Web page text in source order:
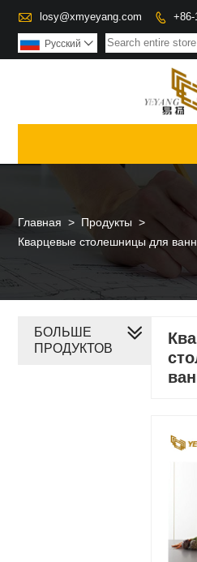
 losy@xmyeyang.com  +86-
Pусский 
Главная > Продукты >
Кварцевые столешницы для
БОЛЬШЕ
ПРОДУКТОВ